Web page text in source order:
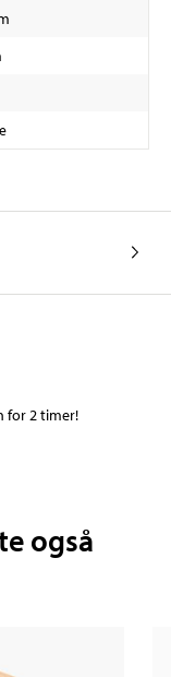
for 2 timer!
også